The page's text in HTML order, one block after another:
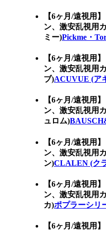
【6ヶ月/遠視用
ン、激安乱視用
ミー)Pickme・
【6ヶ月/遠視用
ン、激安乱視用
ブ)ACUVUE (ア
【6ヶ月/遠視用
ン、激安乱視用
ュロム)
【6ヶ月/遠視用
ン、激安乱視用
ン)CLALEN (ク
【6ヶ月/遠視用
ン、激安乱視用
カ)ポプラーシリ
【6ヶ月/遠視用